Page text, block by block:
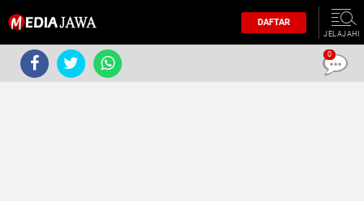
DAFTAR
JELAJAHI
0